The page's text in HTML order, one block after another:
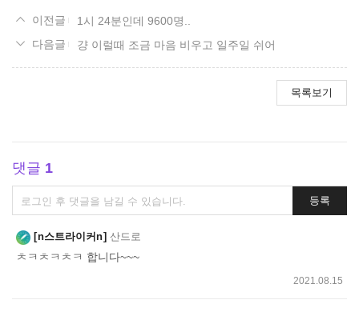
1시 24분인데 9600명..
걍 이럴때 조금 마음 비우고 일주일 쉬어
목록보기
댓글 1
댓
글
쓰
기
등록
n스트라이커n 산드로
ㅊㅋㅊㅋㅊㅋ 합니다~~~
2021.08.15